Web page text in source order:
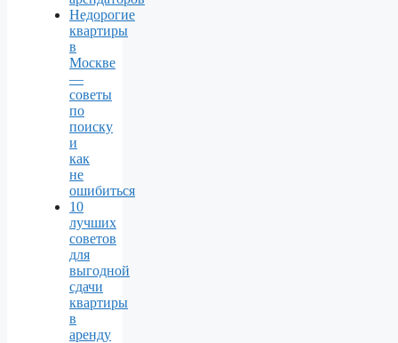
Недорогие
квартиры
в
Москве
—
советы
по
поиску
и
как
не
ошибиться
10
лучших
советов
для
выгодной
сдачи
квартиры
в
аренду